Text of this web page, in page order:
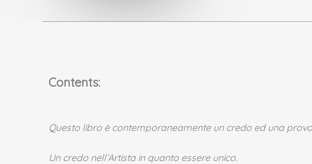
Contents:
Questo libro è contemporaneamente un credo ed una
Un credo nell’Artista in quanto essere unico.